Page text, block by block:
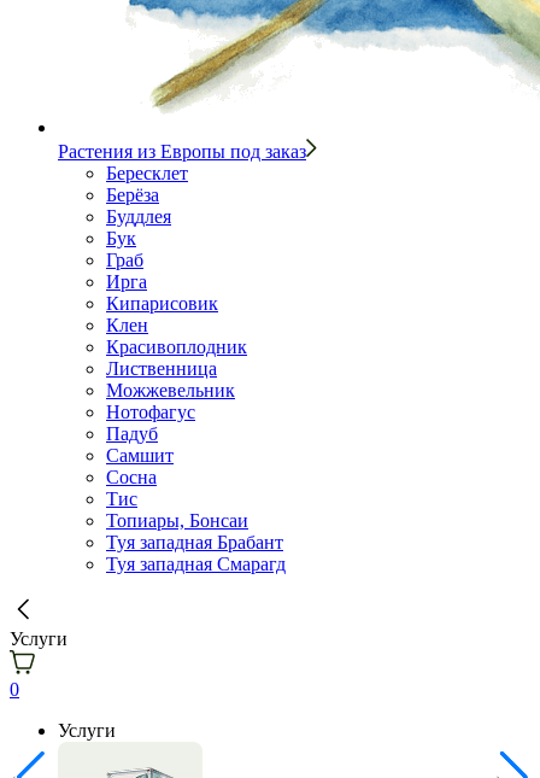
Растения из Европы под заказ
Бересклет
Берёза
Буддлея
Бук
Граб
Ирга
Кипарисовик
Клен
Красивоплодник
Лиственница
Можжевельник
Нотофагус
Падуб
Самшит
Сосна
Тис
Топиары, Бонсаи
Туя западная Брабант
Туя западная Смарагд
Услуги
0
Услуги